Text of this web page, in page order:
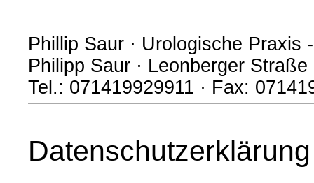
Phillip Saur · Urologische
Philipp Saur · Leonberger
Tel.: 071419929911 · Fax:
Datenschutzerklärung